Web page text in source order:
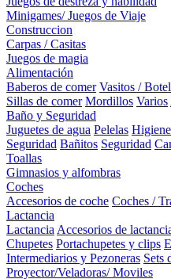
Minigames/ Juegos de Viaje
Construccion
Carpas / Casitas
Juegos de magia
Alimentación
Baberos de comer Vasitos /
Sillas de comer Mordillos Varios
Baño y Seguridad
Juguetes de agua Pelelas
Seguridad Bañitos Seguridad
Toallas
Gimnasios y alfombras
Coches
Accesorios de coche Coches /
Lactancia
Lactancia Accesorios de
Chupetes Portachupetes y clips
Intermediarios y Pezoneras Sets
Proyector/Veladoras/ Moviles